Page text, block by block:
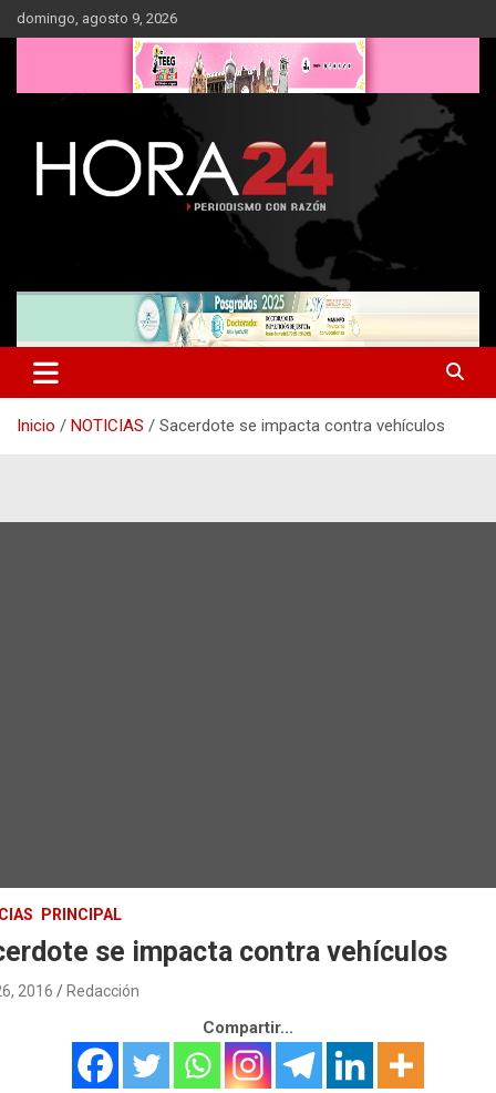
Saltar
al
domingo, agosto 9, 2026
Inicio NOTICIAS Sacerdote se impacta contra vehículos
PRINCIPAL
se impacta contra vehículos
2016 Redacción
Compartir...